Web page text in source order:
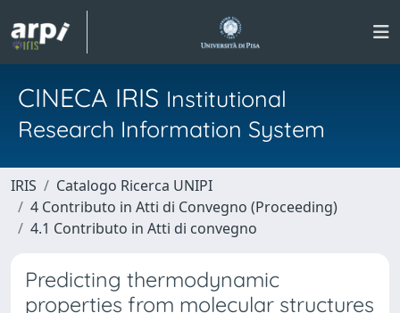
CINECA IRIS Institutional
Research Information System
IRIS
Catalogo Ricerca UNIPI
4 Contributo in Atti di Convegno (Proceeding)
4.1 Contributo in Atti di convegno
Predicting thermodynamic
properties from molecular structures